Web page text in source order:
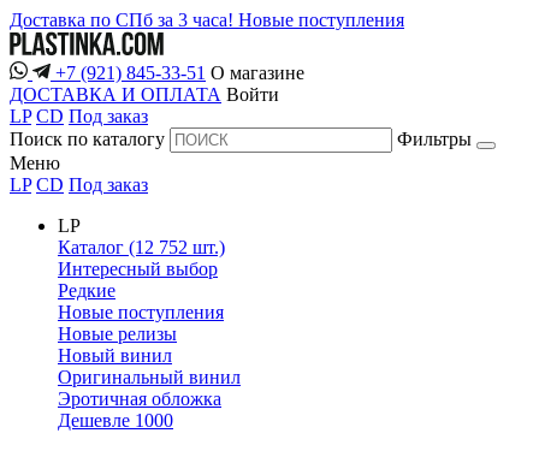
Доставка по СПб за 3 часа! Новые поступления
+7 (921) 845-33-51 О магазине
ДОСТАВКА И ОПЛАТА Войти
LP CD Под заказ
Поиск по каталогу
Фильтры
Меню
LP CD Под заказ
LP
Каталог (12 752 шт.)
Интересный выбор
Редкие
Новые поступления
Новые релизы
Новый винил
Оригинальный винил
Эротичная обложка
Дешевле 1000